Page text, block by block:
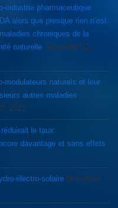
industrie pharmaceutique
alors que presque rien n’est
chroniques de la
naturelle November 12,
autres maladies
2021
le taux
davantage et sans effets
électro-solaire November